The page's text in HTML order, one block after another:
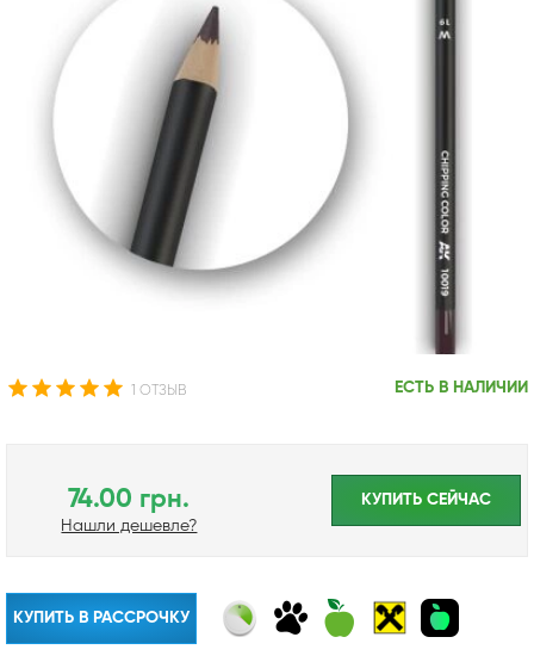
1 ОТЗЫВ ЕСТЬ В НАЛИЧИИ
74.00 грн.
Нашли дешевле?
КУПИТЬ CЕЙЧАС
КУПИТЬ В РАССРОЧКУ